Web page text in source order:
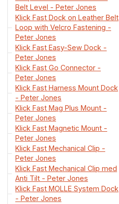
Belt Level - Peter Jones
Klick Fast Dock on Leather Belt
Loop with Velcro Fastening -
Peter Jones
Klick Fast Easy-Sew Dock -
Peter Jones
Klick Fast Go Connector -
Peter Jones
Klick Fast Harness Mount Dock
- Peter Jones
Klick Fast Mag Plus Mount -
Peter Jones
Klick Fast Magnetic Mount -
Peter Jones
Klick Fast Mechanical Clip -
Peter Jones
Klick Fast Mechanical Clip med
Anti Tilt - Peter Jones
Klick Fast MOLLE System Dock
- Peter Jones